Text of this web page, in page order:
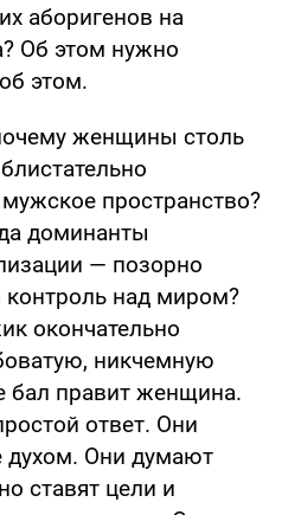
аборигенов на
Об этом нужно
этом.
женщины столь
пространство?
доминанты
— позорно
над миром?
окончательно
никчемную
бал правит женщина.
ответ. Они
Они думают
ставят цели и